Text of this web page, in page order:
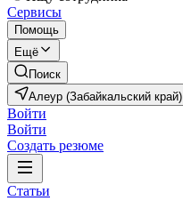
Сервисы
Помощь
Ещё
Поиск
Алеур (Забайкальский край)
Войти
Войти
Создать резюме
Статьи